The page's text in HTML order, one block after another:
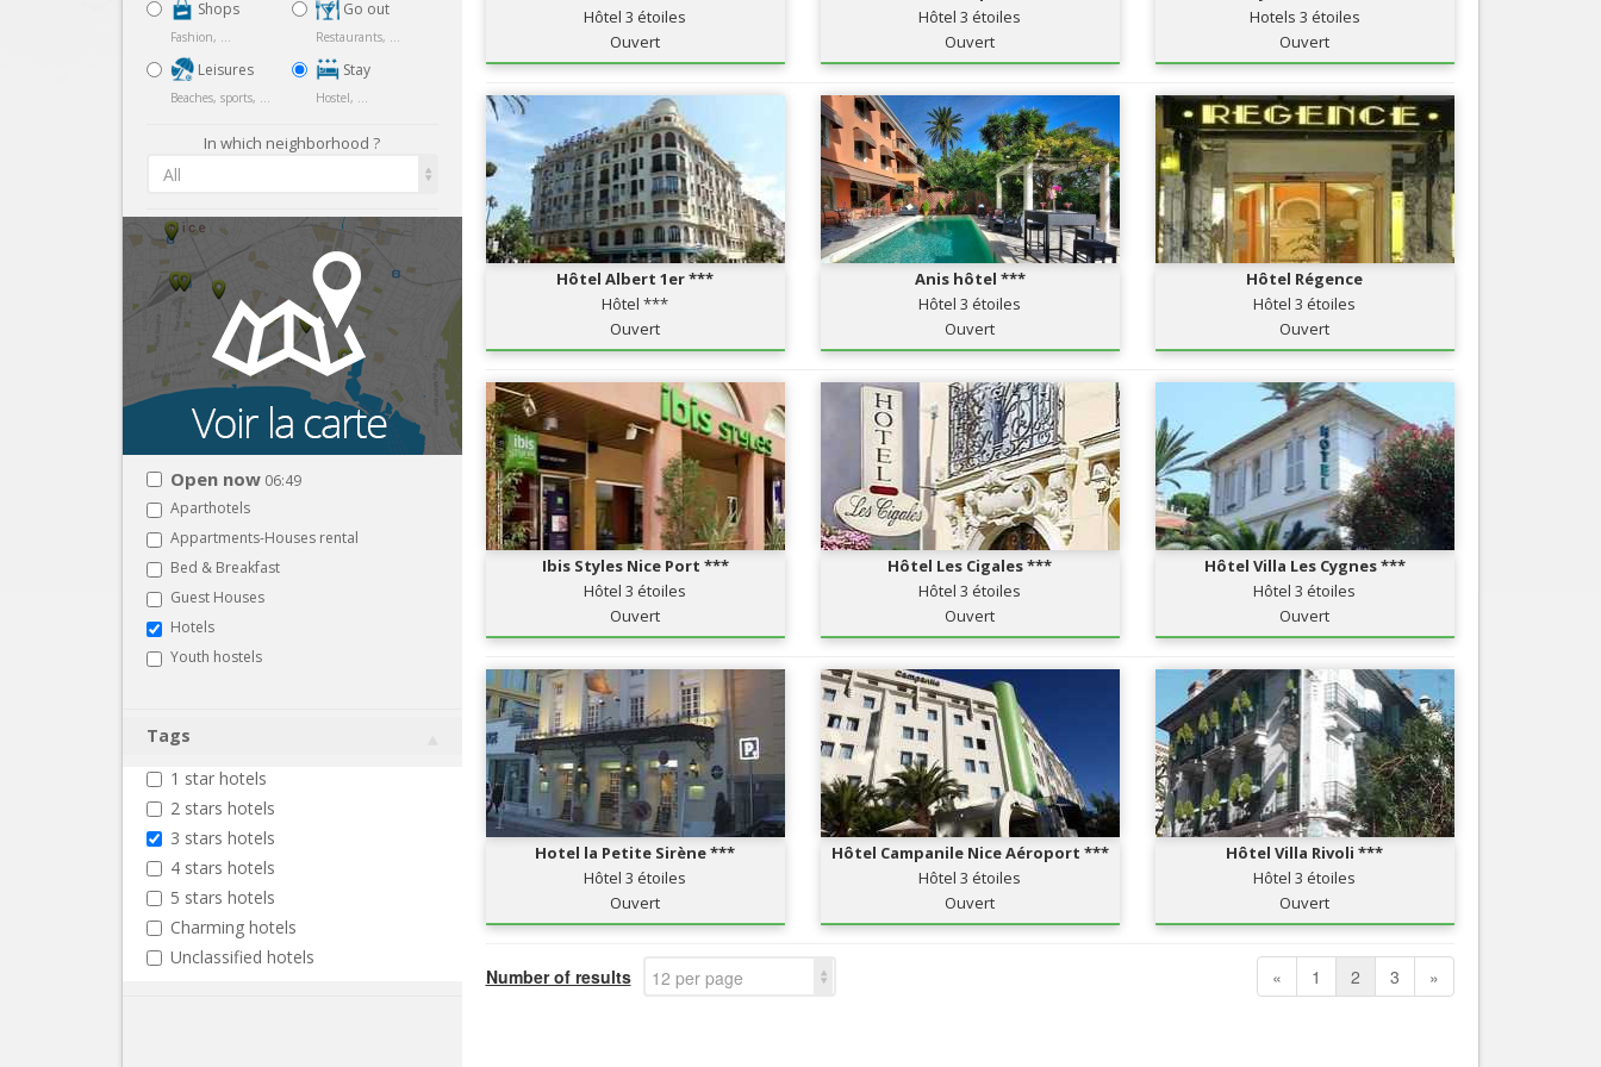
Tourism, ...
Nice Aéroport
Shops
Fashion, ...
Leisures
Beaches, sports, ...
Go out
Restaurants, ...
Stay
Hostel, ...
In which neighborhood ?
All
Open now 06:49
Aparthotels
Appartments-Houses rental
Bed & Breakfast
Guest Houses
Hotels
Youth hostels
Tags
1 star hotels
2 stars hotels
3 stars hotels
4 stars hotels
5 stars hotels
Charming hotels
Unclassified hotels
Hôtel 3 étoiles
Ouvert
Hôtel 3 étoiles
Ouvert
Hotels 3 étoiles
Ouvert
Hôtel Albert 1er ***
Hôtel ***
Ouvert
Anis hôtel ***
Hôtel 3 étoiles
Ouvert
Hôtel Régence
Hôtel 3 étoiles
Ouvert
Ibis Styles Nice Port ***
Hôtel 3 étoiles
Ouvert
Hôtel Les Cigales ***
Hôtel 3 étoiles
Ouvert
Hôtel Villa Les Cygnes ***
Hôtel 3 étoiles
Ouvert
Hotel la Petite Sirène ***
Hôtel 3 étoiles
Ouvert
Hôtel Campanile Nice Aéroport ***
Hôtel 3 étoiles
Ouvert
Hôtel Villa Rivoli ***
Hôtel 3 étoiles
Ouvert
Number of results 12 per page « 1 2 3 »